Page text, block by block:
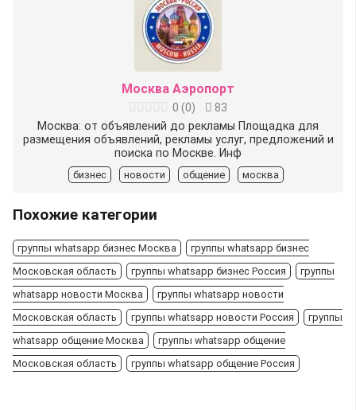
Москва Аэропорт
0 (0)
83
Москва: от объявлений до рекламы Площадка для
размещения объявлений, рекламы услуг, предложений и
поиска по Москве. Инф
бизнес новости общение москва
Похожие категории
группы whatsapp бизнес Москва
группы whatsapp бизнес
Московская область
группы whatsapp бизнес Россия
группы
whatsapp новости Москва
группы whatsapp новости
Московская область
группы whatsapp новости Россия
группы
whatsapp общение Москва
группы whatsapp общение
Московская область
группы whatsapp общение Россия